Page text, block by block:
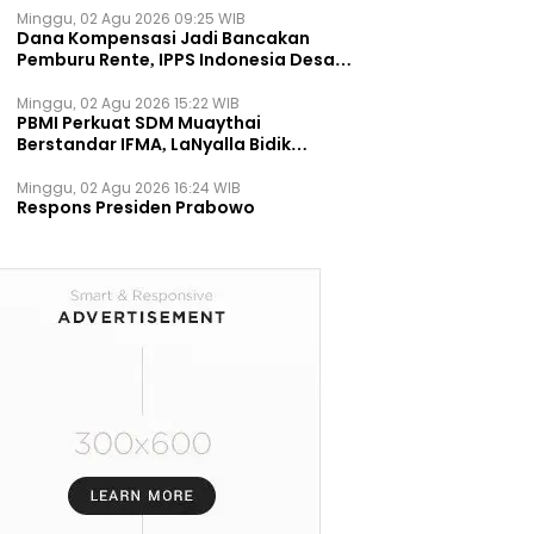
Minggu, 02 Agu 2026 09:25 WIB
Dana Kompensasi Jadi Bancakan
Pemburu Rente, IPPS Indonesia Desak
Permanen
Minggu, 02 Agu 2026 15:22 WIB
PBMI Perkuat SDM Muaythai
Berstandar IFMA, LaNyalla Bidik
Minggu, 02 Agu 2026 16:24 WIB
Respons Presiden Prabowo